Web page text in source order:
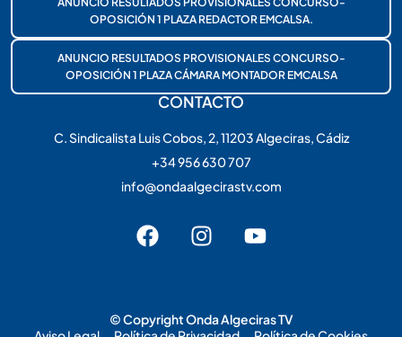
OPOSICIÓN 1 PLAZA REDACTOR EMCALSA.
ANUNCIO RESULTADOS PROVISIONALES CONCURSO-
OPOSICIÓN 1 PLAZA CÁMARA MONTADOR EMCALSA
CONTACTO
C. Sindicalista Luis Cobos, 2, 11203 Algeciras, Cádiz
+34 956 630 707
info@ondaalgecirastv.com
© Copyright Onda Algeciras TV